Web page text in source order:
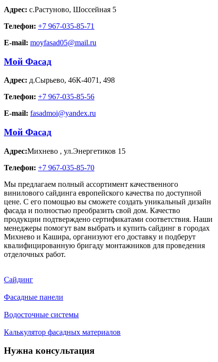
Адрес: с.Растуново, Шоссейная 5
Телефон: +7 967-035-85-71
E-mail: moyfasad05@mail.ru
Мой Фасад
Адрес: д.Сырьево, 46К-4071, 498
Телефон: +7 967-035-85-56
E-mail: fasadmoi@yandex.ru
Мой Фасад
Адрес:Михнево , ул.Энергетиков 15
Телефон: +7 967-035-85-70
Мы предлагаем полный ассортимент качественного
винилового сайдинга европейского качества по доступной
цене. С его помощью вы сможете создать уникальный дизайн
фасада и полностью преобразить свой дом. Качество
продукции подтверждено сертификатами соответствия. Наши
менеджеры помогут вам выбрать и купить сайдинг в городах
Михнево и Кашира, организуют его доставку и подберут
квалифицированную бригаду монтажников для проведения
отделочных работ.
Сайдинг
Фасадные панели
Водосточные системы
Калькулятор фасадных материалов
Нужна консультация